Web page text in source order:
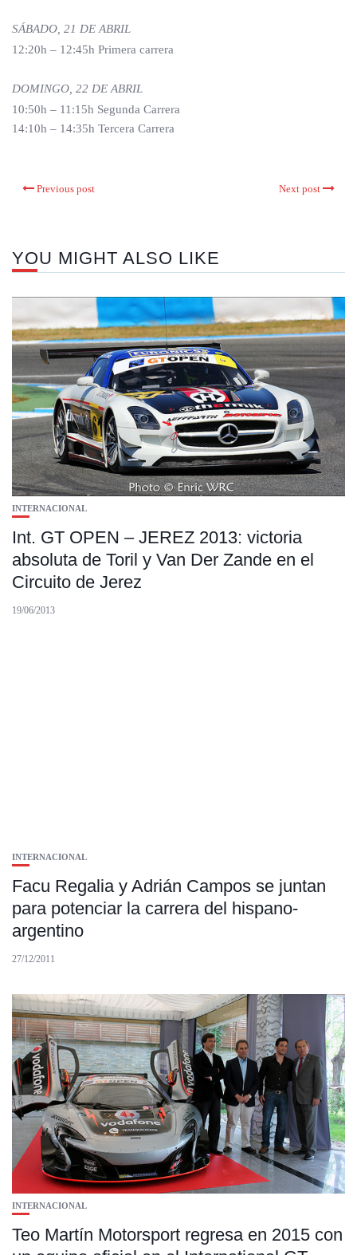
SÁBADO, 21 DE ABRIL
12:20h – 12:45h Primera carrera
DOMINGO, 22 DE ABRIL
10:50h – 11:15h Segunda Carrera
14:10h – 14:35h Tercera Carrera
Previous post Next post
YOU MIGHT ALSO LIKE
INTERNACIONAL
Int. GT OPEN – JEREZ 2013: victoria
absoluta de Toril y Van Der Zande en el
Circuito de Jerez
19/06/2013
INTERNACIONAL
Facu Regalia y Adrián Campos se juntan
para potenciar la carrera del hispano-
argentino
27/12/2011
INTERNACIONAL
Teo Martín Motorsport regresa en 2015 con